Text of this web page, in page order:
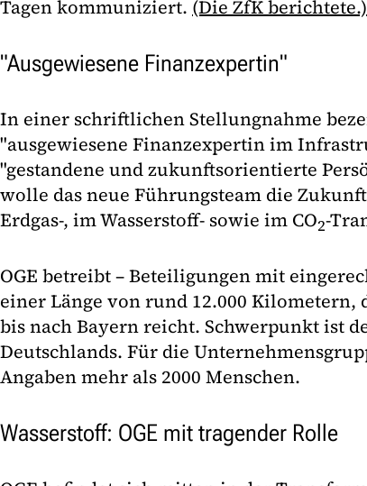
Tagen kommuniziert. (Die ZfK berichtete.)
"Ausgewiesene Finanzexpertin"
In einer schriftlichen Stellungnahme
"ausgewiesene Finanzexpertin im
"gestandene und zukunftsorientierte
wolle das neue Führungsteam die
Erdgas-, im Wasserstoff- sowie im CO2-
OGE betreibt – Beteiligungen mit
einer Länge von rund 12.000 Kilometern,
bis nach Bayern reicht. Schwerpunkt ist
Deutschlands. Für die
Angaben mehr als 2000 Menschen.
Wasserstoff: OGE mit tragender Rolle